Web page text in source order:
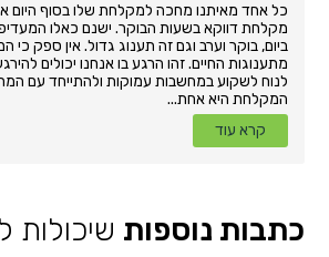
כל אחד מאיתנו מחכה למקלחת שלו בסוף היום
מקלחת דווקא בשעות הבוקר. ישנם כאלו
ביום, בוקר וערב וגם זה תענוג גדול. אין ספק
מתענוגות החיים. זהו הרגע בו אנחנו יכולים
לנוח לשקוע במחשבות עמוקות ולהתייחד עם
המקלחת היא אחת...
קרא עוד
כתבות נוספות שיכולות